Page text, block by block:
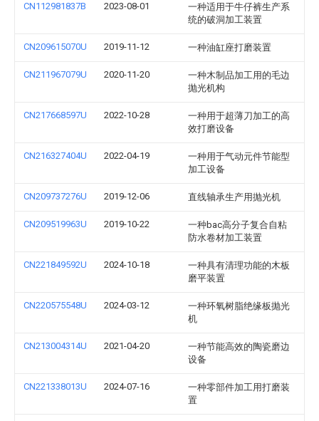
CN112981837B 2023-08-01
一种适用于牛仔裤生产系
统的破洞加工装置
CN209615070U 2019-11-12 一种油缸座打磨装置
CN211967079U 2020-11-20
一种木制品加工用的毛边
抛光机构
CN217668597U 2022-10-28
一种用于超薄刀加工的高
效打磨设备
CN216327404U 2022-04-19
一种用于气动元件节能型
加工设备
CN209737276U 2019-12-06 直线轴承生产用抛光机
CN209519963U 2019-10-22
一种bac高分子复合自粘
防水卷材加工装置
CN221849592U 2024-10-18
一种具有清理功能的木板
磨平装置
CN220575548U 2024-03-12
一种环氧树脂绝缘板抛光
机
CN213004314U 2021-04-20
一种节能高效的陶瓷磨边
设备
CN221338013U 2024-07-16
一种零部件加工用打磨装
置